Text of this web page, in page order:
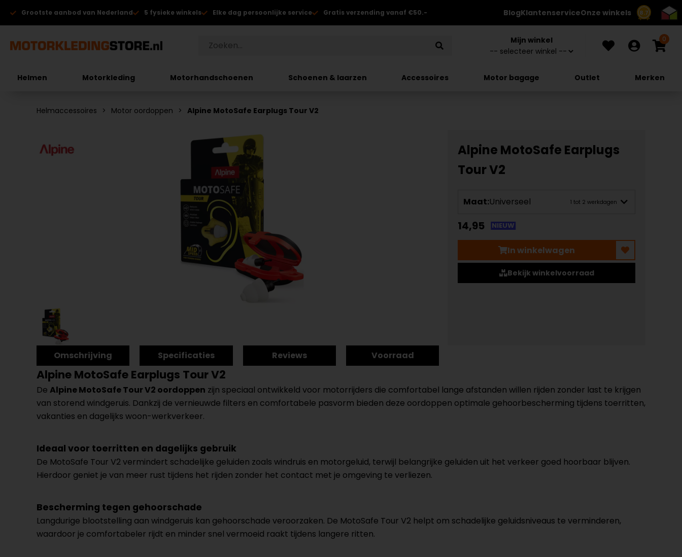
8.7
Grootste aanbod van Nederland 5 fysieke winkels Elke dag persoonlijke service Gratis verzending vanaf €50.- BlogKlantenserviceOnze winkels
Mijn winkel 0
Helmen Motorkleding Motorhandschoenen Schoenen & laarzen Accessoires Motor bagage Outlet Merken
Helmaccessoires Motor oordoppen Alpine MotoSafe Earplugs Tour V2
Alpine MotoSafe Earplugs
Tour V2
Maat:Universeel 1 tot 2 werkdagen
14,95 NIEUW
In winkelwagen
Bekijk winkelvoorraad
Omschrijving Specificaties Reviews Voorraad
Alpine MotoSafe Earplugs Tour V2
De Alpine MotoSafe Tour V2 oordoppen zijn speciaal ontwikkeld voor motorrijders die comfortabel lange afstanden willen rijden zonder last te krijgen
van storend windgeruis. Dankzij de vernieuwde filters en comfortabele pasvorm bieden deze oordoppen optimale gehoorbescherming tijdens toerritten,
vakanties en dagelijks woon-werkverkeer.
Ideaal voor toerritten en dagelijks gebruik
De MotoSafe Tour V2 vermindert schadelijke geluiden zoals windruis en motorgeluid, terwijl belangrijke geluiden uit het verkeer goed hoorbaar blijven.
Hierdoor geniet je van meer rust tijdens het rijden zonder het contact met je omgeving te verliezen.
Bescherming tegen gehoorschade
Langdurige blootstelling aan windgeruis kan gehoorschade veroorzaken. De MotoSafe Tour V2 helpt om schadelijke geluidsniveaus te verminderen,
waardoor je comfortabeler rijdt en minder snel vermoeid raakt tijdens langere ritten.